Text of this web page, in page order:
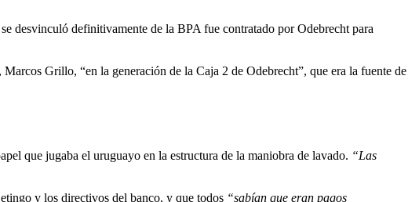
desvinculó definitivamente de la BPA fue contratado por Odebrecht para
Grillo, “en la generación de la Caja 2 de Odebrecht”, que era la fuente de
que jugaba el uruguayo en la estructura de la maniobra de lavado. “Las
y los directivos del banco, y que todos “sabían que eran pagos